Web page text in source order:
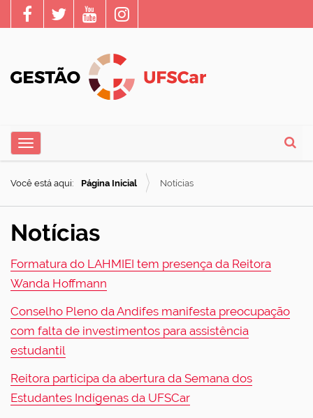
Busca
Toggle navigation
Você está aqui: Página Inicial Notícias
Notícias
Formatura do LAHMIEI tem presença da Reitora
Wanda Hoffmann
Conselho Pleno da Andifes manifesta preocupação
com falta de investimentos para assistência
estudantil
Reitora participa da abertura da Semana dos
Estudantes Indígenas da UFSCar